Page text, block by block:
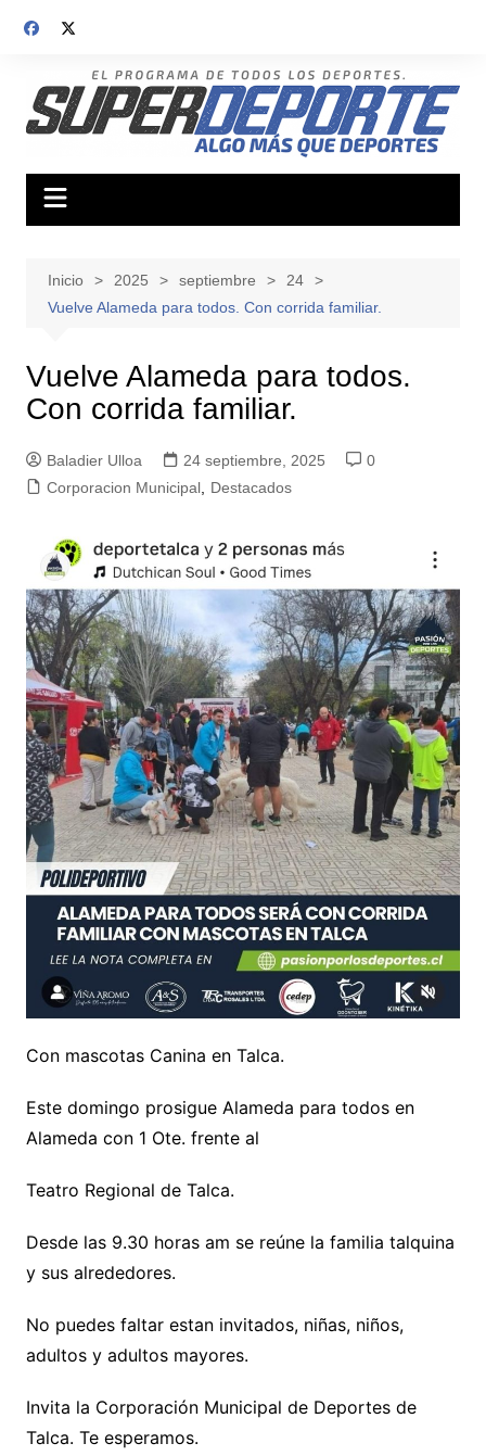
Inicio 2025 septiembre
24
Vuelve Alameda para todos. Con corrida familiar.
Vuelve Alameda para todos.
Con corrida familiar.
Baladier Ulloa 24 septiembre, 2025
0
Corporacion Municipal, Destacados
Con mascotas Canina en Talca.
Este domingo prosigue Alameda para todos en
Alameda con 1 Ote. frente al
Teatro Regional de Talca.
Desde las 9.30 horas am se reúne la familia talquina
y sus alrededores.
No puedes faltar estan invitados, niñas, niños,
adultos y adultos mayores.
Invita la Corporación Municipal de Deportes de
Talca. Te esperamos.